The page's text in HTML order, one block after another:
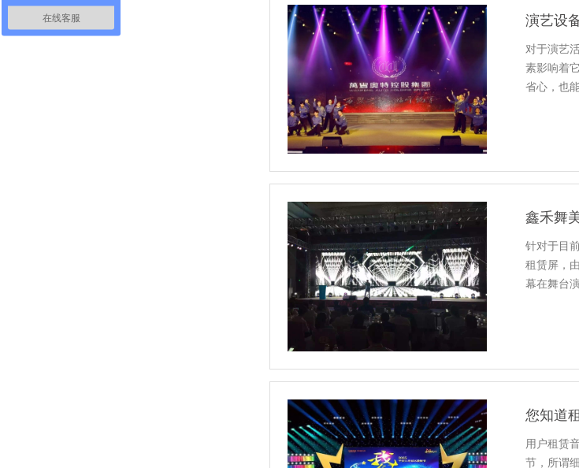
演艺设
对于演艺
素影响着
省心，也
鑫禾舞
针对于目
租赁屏，
幕在舞台
您知道
用户租赁
节，所谓
在线客服